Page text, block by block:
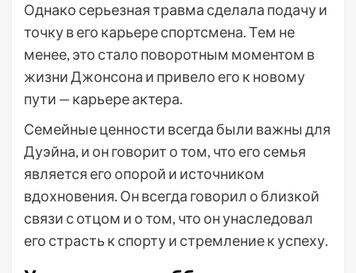
Однако серьезная травма сделала подачу и
точку в его карьере спортсмена. Тем не
менее, это стало поворотным моментом в
жизни Джонсона и привело его к новому
пути — карьере актера.
Семейные ценности всегда были важны для
Дуэйна, и он говорит о том, что его семья
является его опорой и источником
вдохновения. Он всегда говорил о близкой
связи с отцом и о том, что он унаследовал
его страсть к спорту и стремление к успеху.